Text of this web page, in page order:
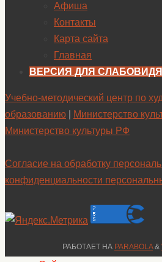
Афиша
Контакты
Карта сайта
Главная
ВЕРСИЯ ДЛЯ
Учебно-методический центр по
образованию
Министерство
Министерство культуры РФ
Согласие на обработку
конфиденциальности
РАБОТАЕТ НА PARABOLA&